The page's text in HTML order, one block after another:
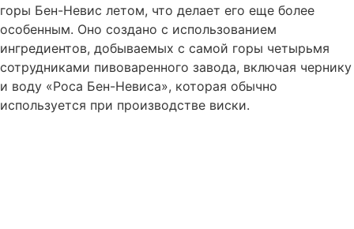
горы Бен-Невис летом, что делает его еще более
особенным. Оно создано с использованием
ингредиентов, добываемых с самой горы четырьмя
сотрудниками пивоваренного завода, включая чернику
и воду «Роса Бен-Невиса», которая обычно
используется при производстве виски.